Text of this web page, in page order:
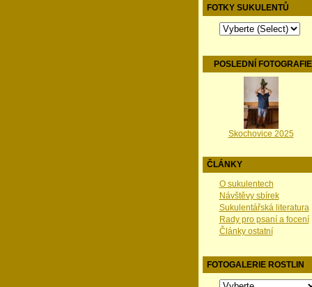
FOTKY SUKULENTŮ
POSLEDNÍ FOTOGRAFIE
Skochovice 2025
ČLÁNKY
O sukulentech
Návštěvy sbírek
Sukulentářská literatura
Rady pro psaní a focení
Články ostatní
FOTOGALERIE ROSTLIN